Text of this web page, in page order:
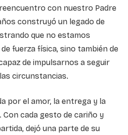
con nuestro Padre
construyó un legado de
que no estamos
fuerza física, sino también de
de impulsarnos a seguir
circunstancias.
por el amor, la entrega y la
Con cada gesto de cariño y
dejó una parte de su